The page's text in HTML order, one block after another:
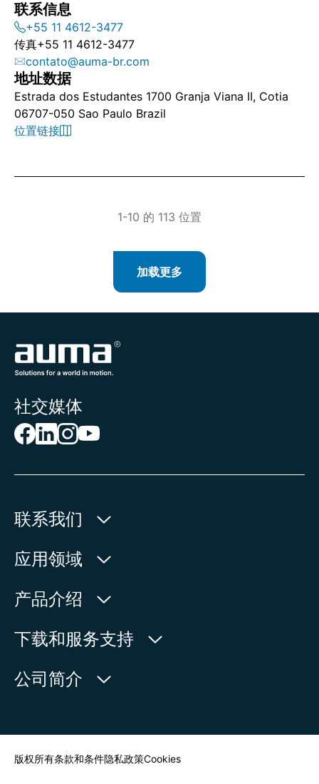
联系信息
+55 11 4612-3477
传真+55 11 4612-3477
contato@auma-br.com
地址数据
Estrada dos Estudantes 1700 Granja Viana II, Cotia
06707-050 Sao Paulo Brazil
位置链接
1-10 的 113 位置
加载更多
社交媒体
联系我们
欧玛执行器(中国)有限公司
人民北路171号
215499
邮箱:mailbox@auma-china.com
联系表
应用领域
水利
电力
通用工业
产品介绍
产品查询
下载和服务支持
欧玛中国联系方式
公司简介
版权所有条款和条件隐私政策Cookies